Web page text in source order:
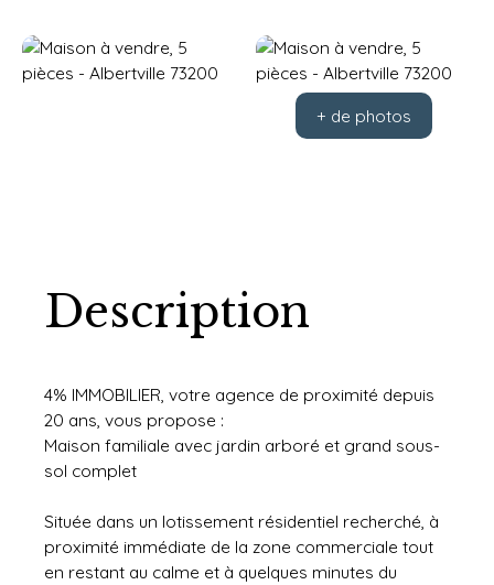
+ de photos
Description
4% IMMOBILIER, votre agence de proximité depuis
20 ans, vous propose :
Maison familiale avec jardin arboré et grand sous-
sol complet
Située dans un lotissement résidentiel recherché, à
proximité immédiate de la zone commerciale tout
en restant au calme et à quelques minutes du